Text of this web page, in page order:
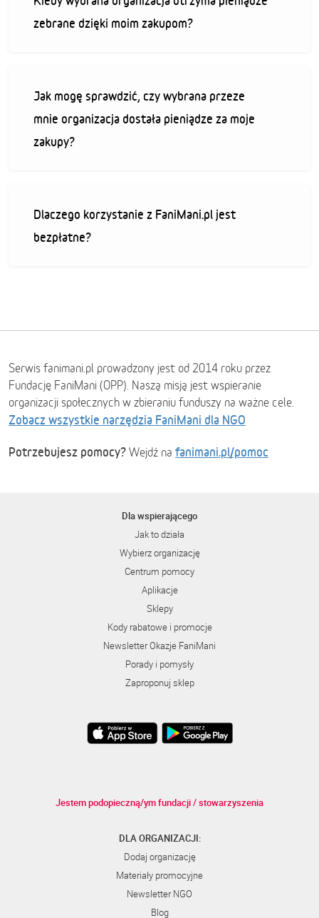
zebrane dzięki moim zakupom?
Jak mogę sprawdzić, czy wybrana przeze
mnie organizacja dostała pieniądze za moje
zakupy?
Dlaczego korzystanie z FaniMani.pl jest
bezpłatne?
Serwis fanimani.pl prowadzony jest od 2014 roku przez
Fundację FaniMani (OPP). Naszą misją jest wspieranie
organizacji społecznych w zbieraniu funduszy na ważne cele.
Zobacz wszystkie narzędzia FaniMani dla NGO
Potrzebujesz pomocy? Wejdź na fanimani.pl/pomoc
Dla wspierającego
Jak to działa
Wybierz organizację
Centrum pomocy
Aplikacje
Sklepy
Kody rabatowe i promocje
Newsletter Okazje FaniMani
Porady i pomysły
Zaproponuj sklep
Jestem podopieczną/ym fundacji / stowarzyszenia
DLA ORGANIZACJI:
Dodaj organizację
Materiały promocyjne
Newsletter NGO
Blog